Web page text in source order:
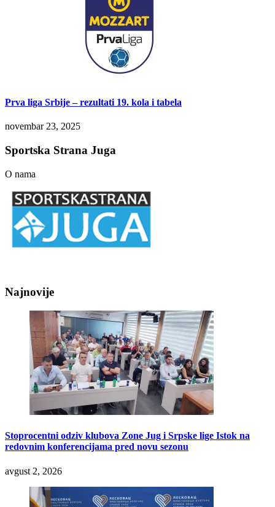
Prva liga Srbije – rezultati 19. kola i tabela
novembar 23, 2025
Sportska Strana Juga
O nama
Najnovije
Stoprocentni odziv klubova Zone Jug i Srpske lige Istok na
redovnim konferencijama pred novu sezonu
avgust 2, 2026